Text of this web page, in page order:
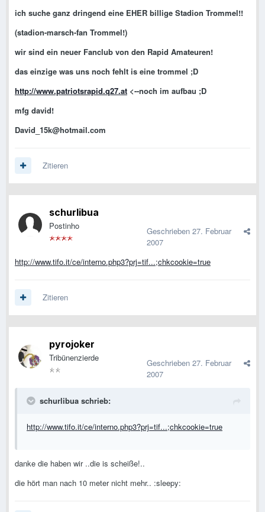
ich suche ganz dringend eine EHER billige Stadion Trommel!!
(stadion-marsch-fan Trommel!)
wir sind ein neuer Fanclub von den Rapid Amateuren!
das einzige was uns noch fehlt is eine trommel ;D
http://www.patriotsrapid.q27.at <--noch im aufbau ;D
mfg david!
David_15k@hotmail.com
Zitieren
schurlibua
Postinho Geschrieben 27. Februar
2007
http://www.tifo.it/ce/interno.php3?prj=tif...;chkcookie=true
Zitieren
pyrojoker
Tribünenzierde Geschrieben 27. Februar
2007
schurlibua schrieb:
http://www.tifo.it/ce/interno.php3?prj=tif...;chkcookie=true
danke die haben wir ..die is scheiße!..
die hört man nach 10 meter nicht mehr.. :sleepy: